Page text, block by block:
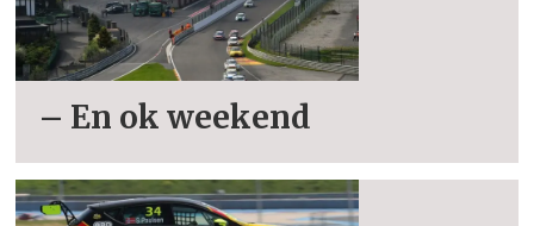
– En ok weekend